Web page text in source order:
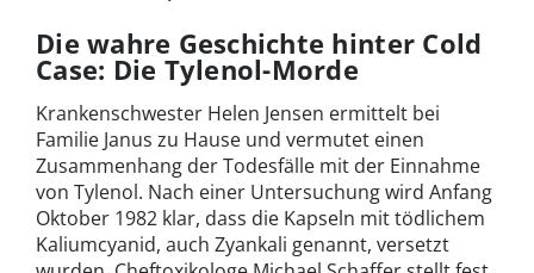
Die wahre Geschichte hinter Cold
Case: Die Tylenol-Morde
Krankenschwester Helen Jensen ermittelt bei
Familie Janus zu Hause und vermutet einen
Zusammenhang der Todesfälle mit der Einnahme
von Tylenol. Nach einer Untersuchung wird Anfang
Oktober 1982 klar, dass die Kapseln mit tödlichem
Kaliumcyanid, auch Zyankali genannt, versetzt